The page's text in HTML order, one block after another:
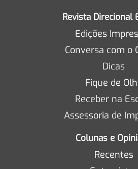
Revista Direcional
Edições
Conversa com o
Dicas
Fique de
Receber na
Assessoria de
Colunas e
Recentes